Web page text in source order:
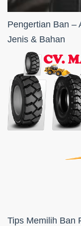
Pengertian Ban –
Jenis & Bahan
Tips Memilih Ban